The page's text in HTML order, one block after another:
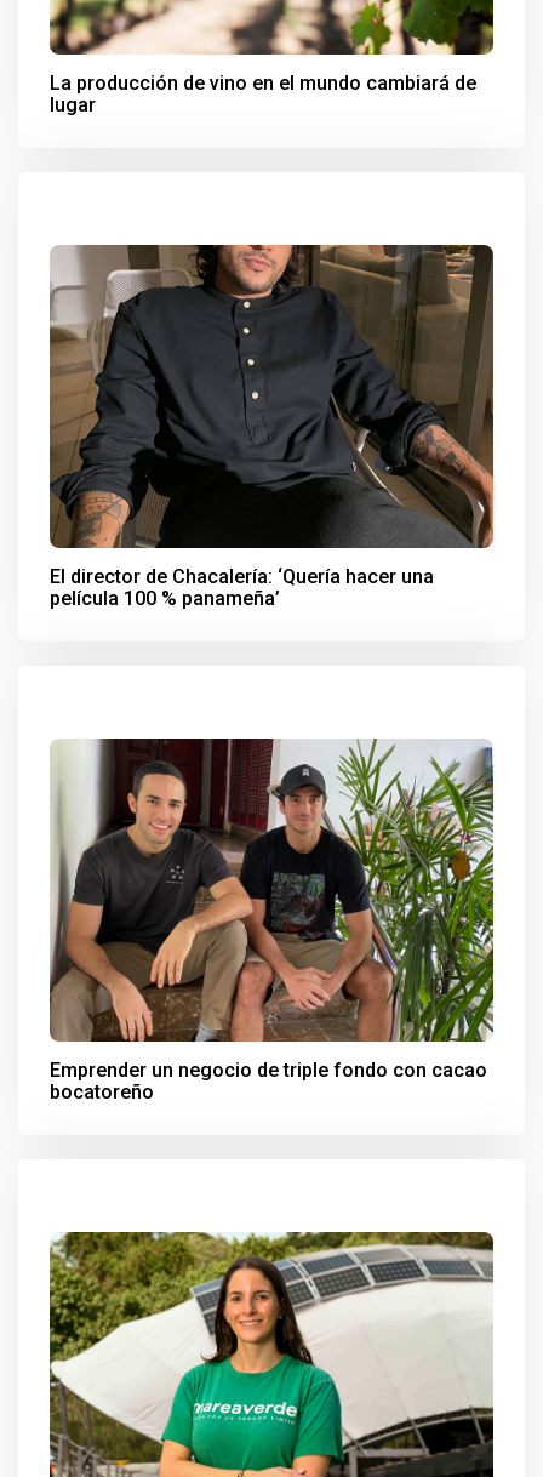
La producción de vino en el mundo cambiará de
lugar
El director de Chacalería: ‘Quería hacer una
película 100 % panameña’
Emprender un negocio de triple fondo con cacao
bocatoreño